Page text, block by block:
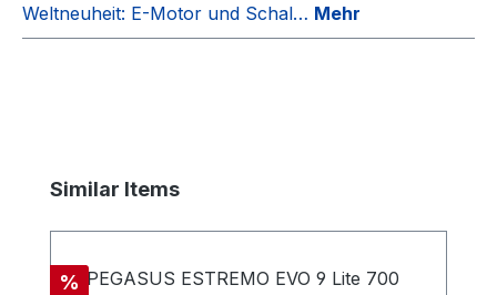
Weltneuheit: E-Motor und Schal… Mehr
Produktgalerie überspringen
Similar Items
Rabatt
%